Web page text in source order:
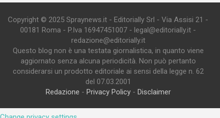
Copyright © 2025 Spraynews.it - Editorially Srl - Via Assisi 21 -
00181 Roma - P.Iva 16947451007 - legal@editorially.it -
redazione@editorially.it
Questo blog non è una testata giornalistica, in quanto viene
aggiornato senza alcuna periodicità. Non può pertanto
considerarsi un prodotto editoriale ai sensi della legge n. 62
del 07.03.2001
Redazione - Privacy Policy- Disclaimer